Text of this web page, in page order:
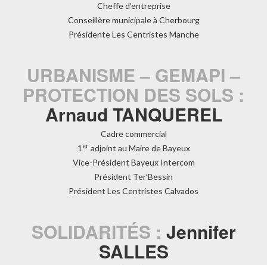
Cheffe d’entreprise
Conseillère municipale à Cherbourg
Présidente Les Centristes Manche
URBANISME – GEMAPI –
PROTECTION DES SOLS :
Arnaud TANQUEREL
Cadre commercial
1 eradjoint au Maire de Bayeux
Vice-Président Bayeux Intercom
Président Ter’Bessin
Président Les Centristes Calvados
SOLIDARITÉS : Jennifer
SALLES